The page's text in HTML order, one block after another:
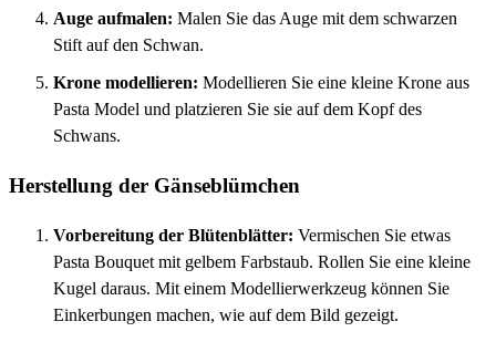
Auge aufmalen: Malen Sie das Auge mit dem schwarzen
Stift auf den Schwan.
Krone modellieren: Modellieren Sie eine kleine Krone aus
Pasta Model und platzieren Sie sie auf dem Kopf des
Schwans.
Herstellung der Gänseblümchen
Vorbereitung der Blütenblätter: Vermischen Sie etwas
Pasta Bouquet mit gelbem Farbstaub. Rollen Sie eine kleine
Kugel daraus. Mit einem Modellierwerkzeug können Sie
Einkerbungen machen, wie auf dem Bild gezeigt.